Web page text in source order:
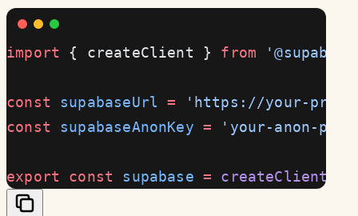
import { createClient } from
const supabaseUrl = 'https://your-
const supabaseAnonKey = 'your-anon-
export const supabase = createClient